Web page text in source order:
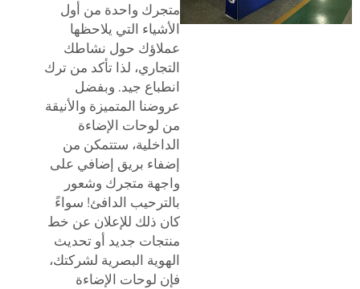
متجرك واحدة من أول
الأشياء التي يلاحظها
عملاؤك حول نشاطك
التجاري، لذا تأكد من ترك
انطباع جيد. وبفضل
عروضنا المتميزة والأنيقة
من لوحات الإضاءة
الداخلية، ستتمكن من
إضفاء بريق إضافي على
واجهة متجرك وشعور
بالترحيب الدافئ! سواءً
كان ذلك للإعلان عن خط
منتجات جديد أو تحديث
الهوية البصرية لشركتك،
فإن لوحات الإضاءة